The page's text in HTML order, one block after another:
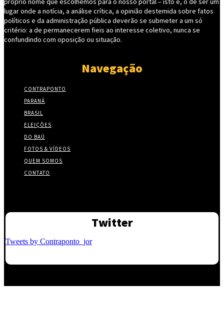
lugar onde a notícia, a análise crítica, a opinião destemida sobre fatos
políticos e da administração pública deverão se submeter a um só
critério: a de permanecerem fieis ao interesse coletivo, nunca se
confundindo com oposição ou situação.
Navegação
CONTRAPONTO
PARANÁ
BRASIL
ELEIÇÕES
DO BAÚ
FOTOS & VÍDEOS
QUEM SOMOS
CONTATO
Twitter
Tweets by Contraponto_jor